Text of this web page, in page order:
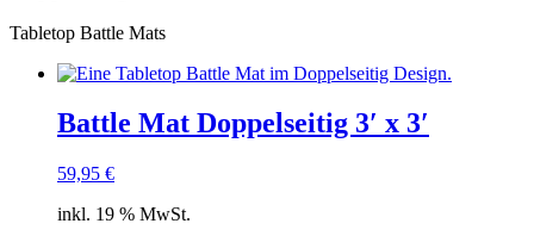
Tabletop Battle Mats
Battle Mat Doppelseitig 3′ x 3′
59,95 €
inkl. 19 % MwSt.